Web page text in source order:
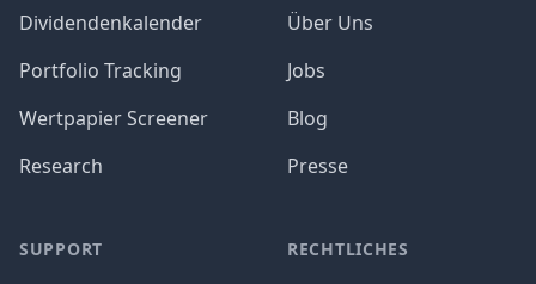
Dividendenkalender
Portfolio Tracking
Wertpapier Screener
Research
SUPPORT
Über Uns
Jobs
Blog
Presse
RECHTLICHES